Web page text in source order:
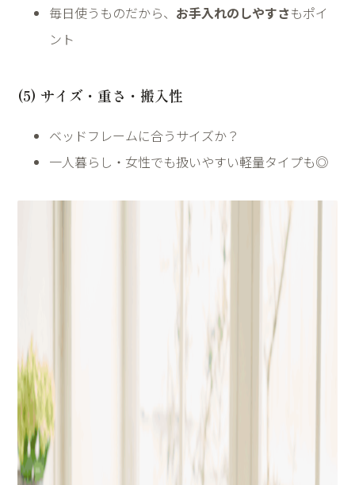
毎日使うものだから、 お手入れのしやすさもポイ
ント
(5) サイズ・重さ・搬入性
ベッドフレームに合うサイズか？
一人暮らし・女性でも扱いやすい軽量タイプも◎